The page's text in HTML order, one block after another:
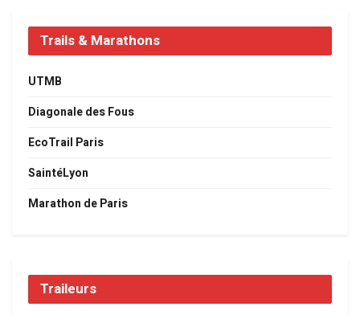
Trails & Marathons
UTMB
Diagonale des Fous
EcoTrail Paris
SaintéLyon
Marathon de Paris
Traileurs